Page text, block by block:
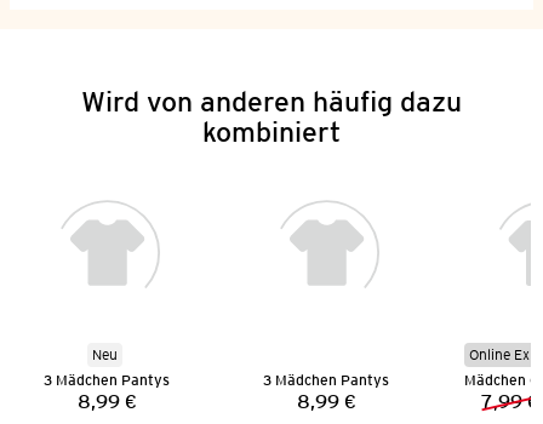
Wird von anderen häufig dazu
kombiniert
Neu
3 Mädchen Pantys
Preis:
8,99 €
3 Mädchen Pantys
Preis:
8,99 €
Online
7,99 €